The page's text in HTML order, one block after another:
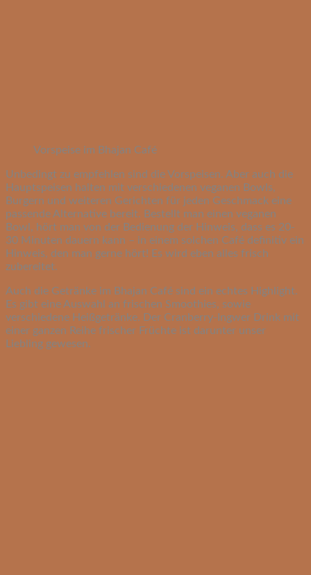
Vorspeise im Bhajan Café
Unbedingt zu empfehlen sind die Vorspeisen. Aber auch die
Hauptspeisen halten mit verschiedenen veganen Bowls,
Burgern und weiteren Gerichten für jeden Geschmack eine
passende Alternative bereit. Bestellt man einen veganen
Bowl, hört man von der Bedienung der Hinweis, dass es 20-
30 Minuten dauern kann – in einem solchen Café definitiv ein
Hinweis, den man gerne hört! Es wird eben alles frisch
zubereitet.
Auch die Getränke im Bhajan Café sind ein echtes Highlight.
Es gibt eine Auswahl an frischen Smoothies, sowie
verschiedene Heißgetränke. Der Cranberry-Ingwer Drink mit
einer ganzen Reihe frischer Früchte ist darunter unser
Liebling gewesen.